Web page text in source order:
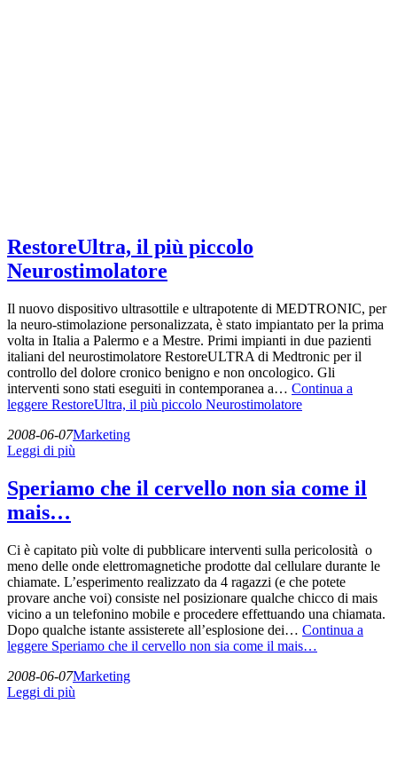
RestoreUltra, il più piccolo
Neurostimolatore
Il nuovo dispositivo ultrasottile e ultrapotente di MEDTRONIC, per
la neuro-stimolazione personalizzata, è stato impiantato per la prima
volta in Italia a Palermo e a Mestre. Primi impianti in due pazienti
italiani del neurostimolatore RestoreULTRA di Medtronic per il
controllo del dolore cronico benigno e non oncologico. Gli
interventi sono stati eseguiti in contemporanea a… Continua a
leggere RestoreUltra, il più piccolo Neurostimolatore
2008-06-07Marketing
Leggi di più
Speriamo che il cervello non sia come il
mais…
Ci è capitato più volte di pubblicare interventi sulla pericolosità o
meno delle onde elettromagnetiche prodotte dal cellulare durante le
chiamate. L’esperimento realizzato da 4 ragazzi (e che potete
provare anche voi) consiste nel posizionare qualche chicco di mais
vicino a un telefonino mobile e procedere effettuando una chiamata.
Dopo qualche istante assisterete all’esplosione dei… Continua a
leggere Speriamo che il cervello non sia come il mais…
2008-06-07Marketing
Leggi di più